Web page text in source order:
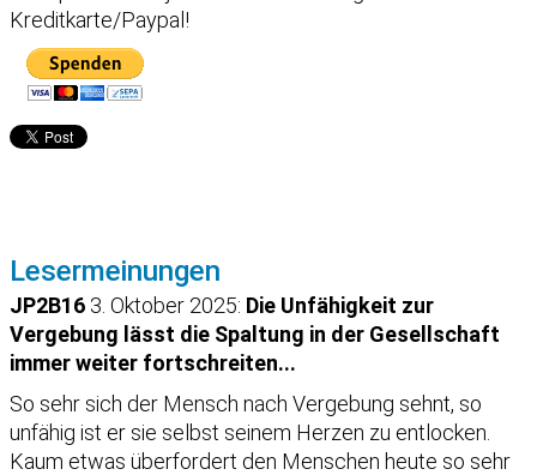
Kreditkarte/Paypal!
Lesermeinungen
JP2B16 3. Oktober 2025: Die Unfähigkeit zur
Vergebung lässt die Spaltung in der Gesellschaft
immer weiter fortschreiten...
So sehr sich der Mensch nach Vergebung sehnt, so
unfähig ist er sie selbst seinem Herzen zu entlocken.
Kaum etwas überfordert den Menschen heute so sehr